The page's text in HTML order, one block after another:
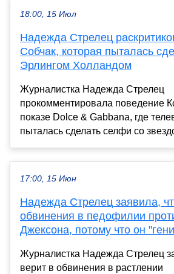
18:00, 15 Июл
Надежда Стрелец
Собчак, которая пыталась
Эрлингом Холландом
Журналистка Надежда Стрелец
прокомментировала поведение
показе Dolce & Gabbana, где
пыталась сделать селфи со
17:00, 15 Июн
Надежда Стрелец заявила,
обвинения в педофилии
Джексона, потому что он
Журналистка Надежда Стрелец
верит в обвинения в растлении